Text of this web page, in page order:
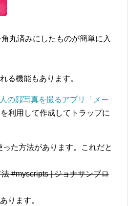
丸済みにしたものが簡単に入
る機能もあります。
の顔写真を撮るアプリ「メー
利用して作成してトラップに
た方法があります。これだと
#myscripts | ジョナサンブロ
ります。